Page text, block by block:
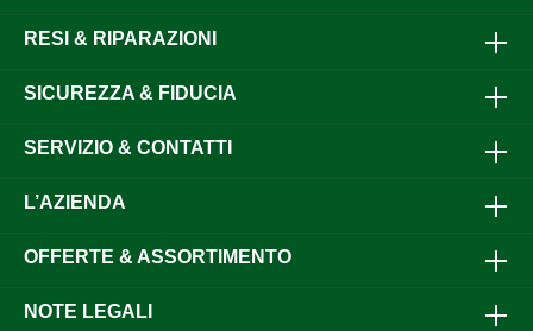
RESI & RIPARAZIONI
SICUREZZA & FIDUCIA
SERVIZIO & CONTATTI
L’AZIENDA
OFFERTE & ASSORTIMENTO
NOTE LEGALI